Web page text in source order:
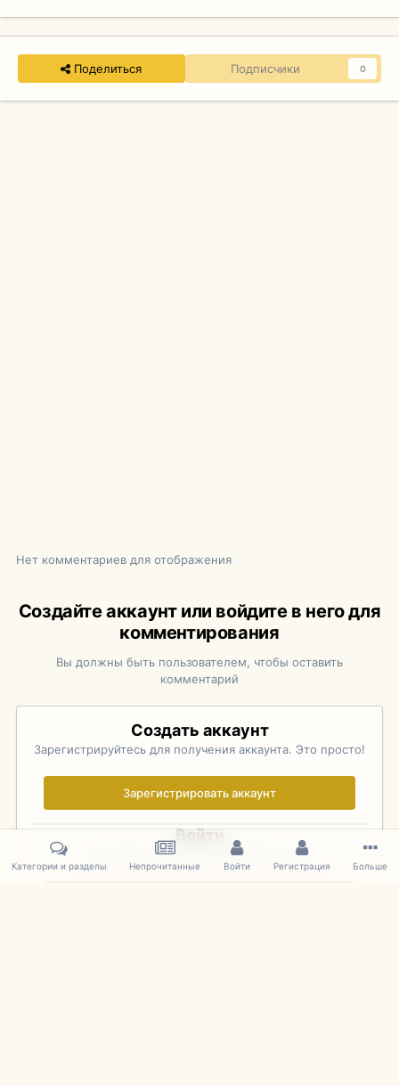
Поделиться Подписчики 0
Нет комментариев для отображения
Создайте аккаунт или войдите в него для
комментирования
Вы должны быть пользователем, чтобы оставить
комментарий
Создать аккаунт
Зарегистрируйтесь для получения аккаунта. Это просто!
Зарегистрировать аккаунт
Войти
Уже зарегистрированы? Войдите здесь.
Категории и разделы Непрочитанные Войти Регистрация Больше